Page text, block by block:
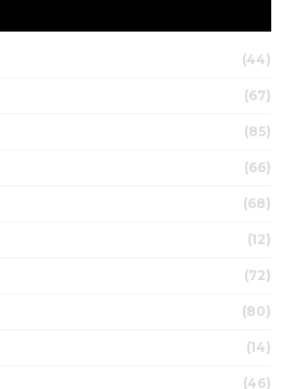
(44)
(67)
(85)
(66)
(68)
(12)
(72)
(80)
(14)
(46)